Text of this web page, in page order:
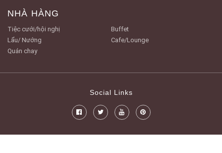
NHÀ HÀNG
Tiệc cưới/hội nghị
Buffet
Lẩu/ Nướng
Cafe/Lounge
Quán chay
Social Links